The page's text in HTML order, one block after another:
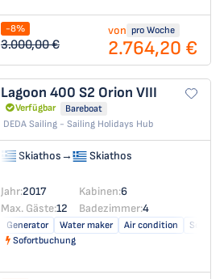
-8%
3.000,00 €
von pro Woche
2.764,20 €
Lagoon 400 S2 Orion VIII
Verfügbar
Bareboat
DEDA Sailing - Sailing Holidays Hub
Skiathos→ Skiathos
Jahr:2017 Kabinen:6
Max. Gäste:12 Badezimmer:4
Generator Water maker Air condition
Solar
Sofortbuchung